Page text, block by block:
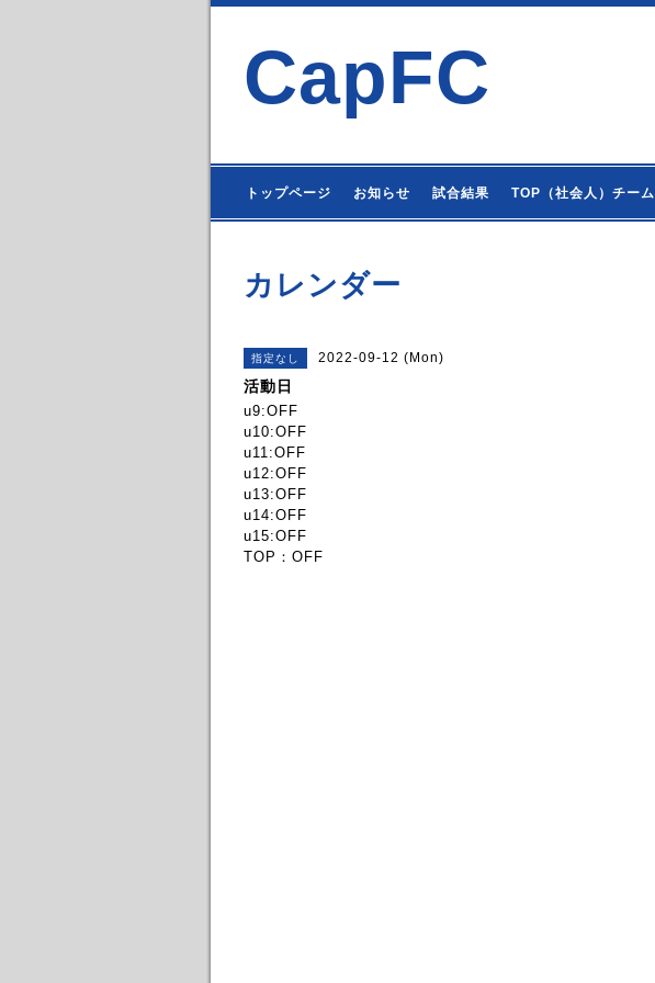
CapFC
トップページ お知らせ 試合結果 TOP（社会人）チーム
カレンダー
指定なし 2022-09-12 (Mon)
活動日
u9:OFF
u10:OFF
u11:OFF
u12:OFF
u13:OFF
u14:OFF
u15:OFF
TOP：OFF